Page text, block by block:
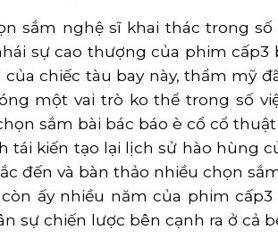
sắm nghệ sĩ khai thác trong
sự cao thượng của phim
chiếc tàu bay này, thẩm mỹ
một vai trò ko thể trong số
sắm bài bác báo è cổ cổ
kiến tạo lại lịch sử hào hùng
đến và bàn thảo nhiều chọn
ấy nhiều năm của phim
sự chiến lược bên cạnh ra ở cả